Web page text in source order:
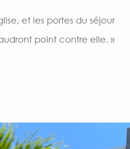
et les portes du séjour
point contre elle. »